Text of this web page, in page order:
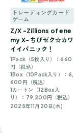
トレーディングカード
ゲーム
Z/X -Zillions of ene
my X- ちびゼク☆カワ
イイパニック！
1Pack（5枚入り）：660
円（税込）
1Box（10Pack入り）：6,
600円（税込）
1カートン（12Box入
り）：79,200円（税込）
2025年11月20日(木)